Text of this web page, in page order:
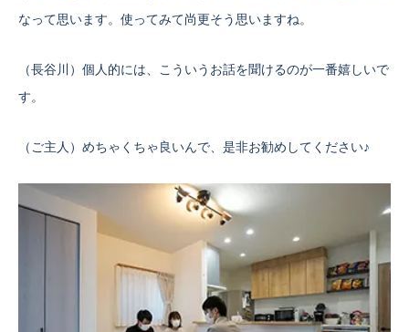
なって思います。使ってみて尚更そう思いますね。
（長谷川）個人的には、こういうお話を聞けるのが一番嬉しいで
す。
（ご主人）めちゃくちゃ良いんで、是非お勧めしてください♪